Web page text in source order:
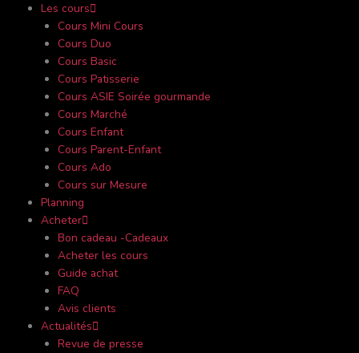
Les cours
Cours Mini Cours
Cours Duo
Cours Basic
Cours Patisserie
Cours ASIE Soirée gourmande
Cours Marché
Cours Enfant
Cours Parent-Enfant
Cours Ado
Cours sur Mesure
Planning
Acheter
Bon cadeau -Cadeaux
Acheter les cours
Guide achat
FAQ
Avis clients
Actualités
Revue de presse